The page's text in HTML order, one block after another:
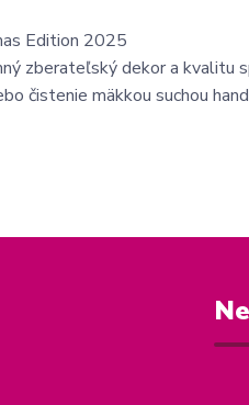
Edition 2025
zberateľský dekor a kvalitu
čistenie mäkkou suchou